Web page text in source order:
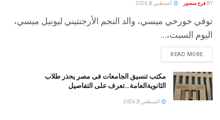
BY فرح منصور أغسطس 8, 2026
توفي خورخي ميسي، والد النجم الأرجنتيني ليونيل ميسي،
اليوم السبت،...
READ MORE
مكتب تنسيق الجامعات فى مصر يحذر طلاب
الثانويةالعامة…تعرف على التفاصيل
أغسطس 8, 2026